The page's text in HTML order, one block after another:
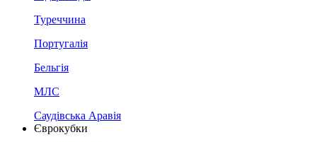
Туреччина
Португалія
Бельгія
МЛС
Саудівська Аравія
Єврокубки